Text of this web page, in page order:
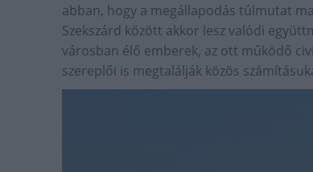
abban, hogy a megállapodás túlmutat
Szekszárd között akkor lesz valódi
városban élő emberek, az ott működő
szereplői is megtalálják közös